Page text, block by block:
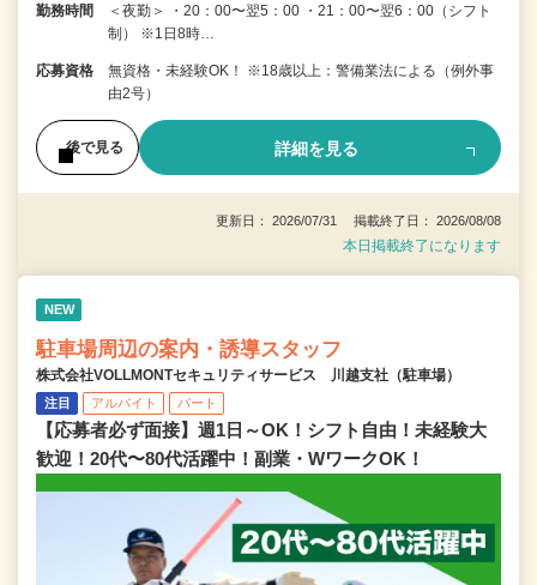
勤務時間
＜夜勤＞ ・20：00〜翌5：00 ・21：00〜翌6：00（シフト
制） ※1日8時…
応募資格
無資格・未経験OK！ ※18歳以上：警備業法による（例外事
由2号）
後で見る 詳細を見る
更新日： 2026/07/31 掲載終了日： 2026/08/08
本日掲載終了になります
NEW
駐車場周辺の案内・誘導スタッフ
株式会社VOLLMONTセキュリティサービス 川越支社（駐車場）
注目 アルバイト パート
【応募者必ず面接】週1日～OK！シフト自由！未経験大
歓迎！20代〜80代活躍中！副業・WワークOK！